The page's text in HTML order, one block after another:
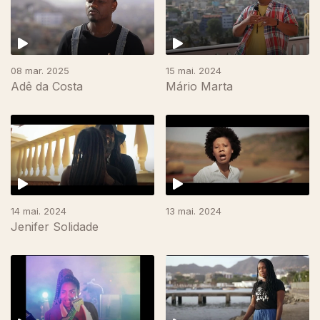
08 mar. 2025
Adê da Costa
15 mai. 2024
Mário Marta
14 mai. 2024
Jenifer Solidade
13 mai. 2024